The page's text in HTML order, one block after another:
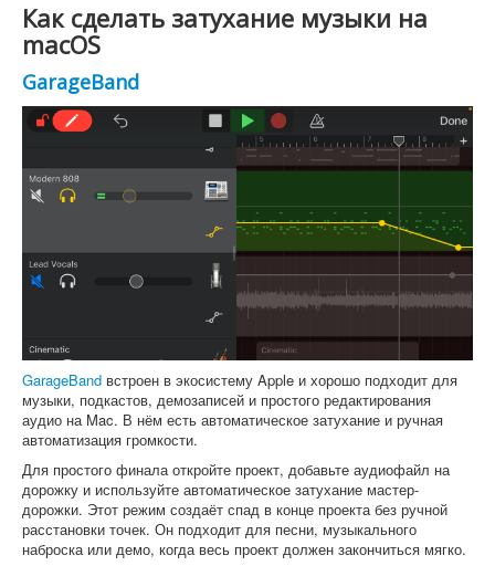
Как сделать затухание музыки на
macOS
GarageBand
GarageBand встроен в экосистему Apple и хорошо подходит для
музыки, подкастов, демозаписей и простого редактирования
аудио на Mac. В нём есть автоматическое затухание и ручная
автоматизация громкости.
Для простого финала откройте проект, добавьте аудиофайл на
дорожку и используйте автоматическое затухание мастер-
дорожки. Этот режим создаёт спад в конце проекта без ручной
расстановки точек. Он подходит для песни, музыкального
наброска или демо, когда весь проект должен закончиться мягко.